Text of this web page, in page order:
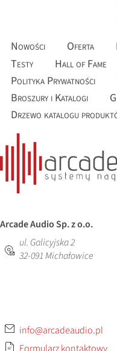
Nowości Oferta
Testy
Hall of Fame
Polityka Prywatności
Broszury i Katalogi
Drzewo katalogu
Arcade Audio Sp. z o.o.
ul. Galicyjska 2
32-091Michałowice
info@arcadeaudio.pl